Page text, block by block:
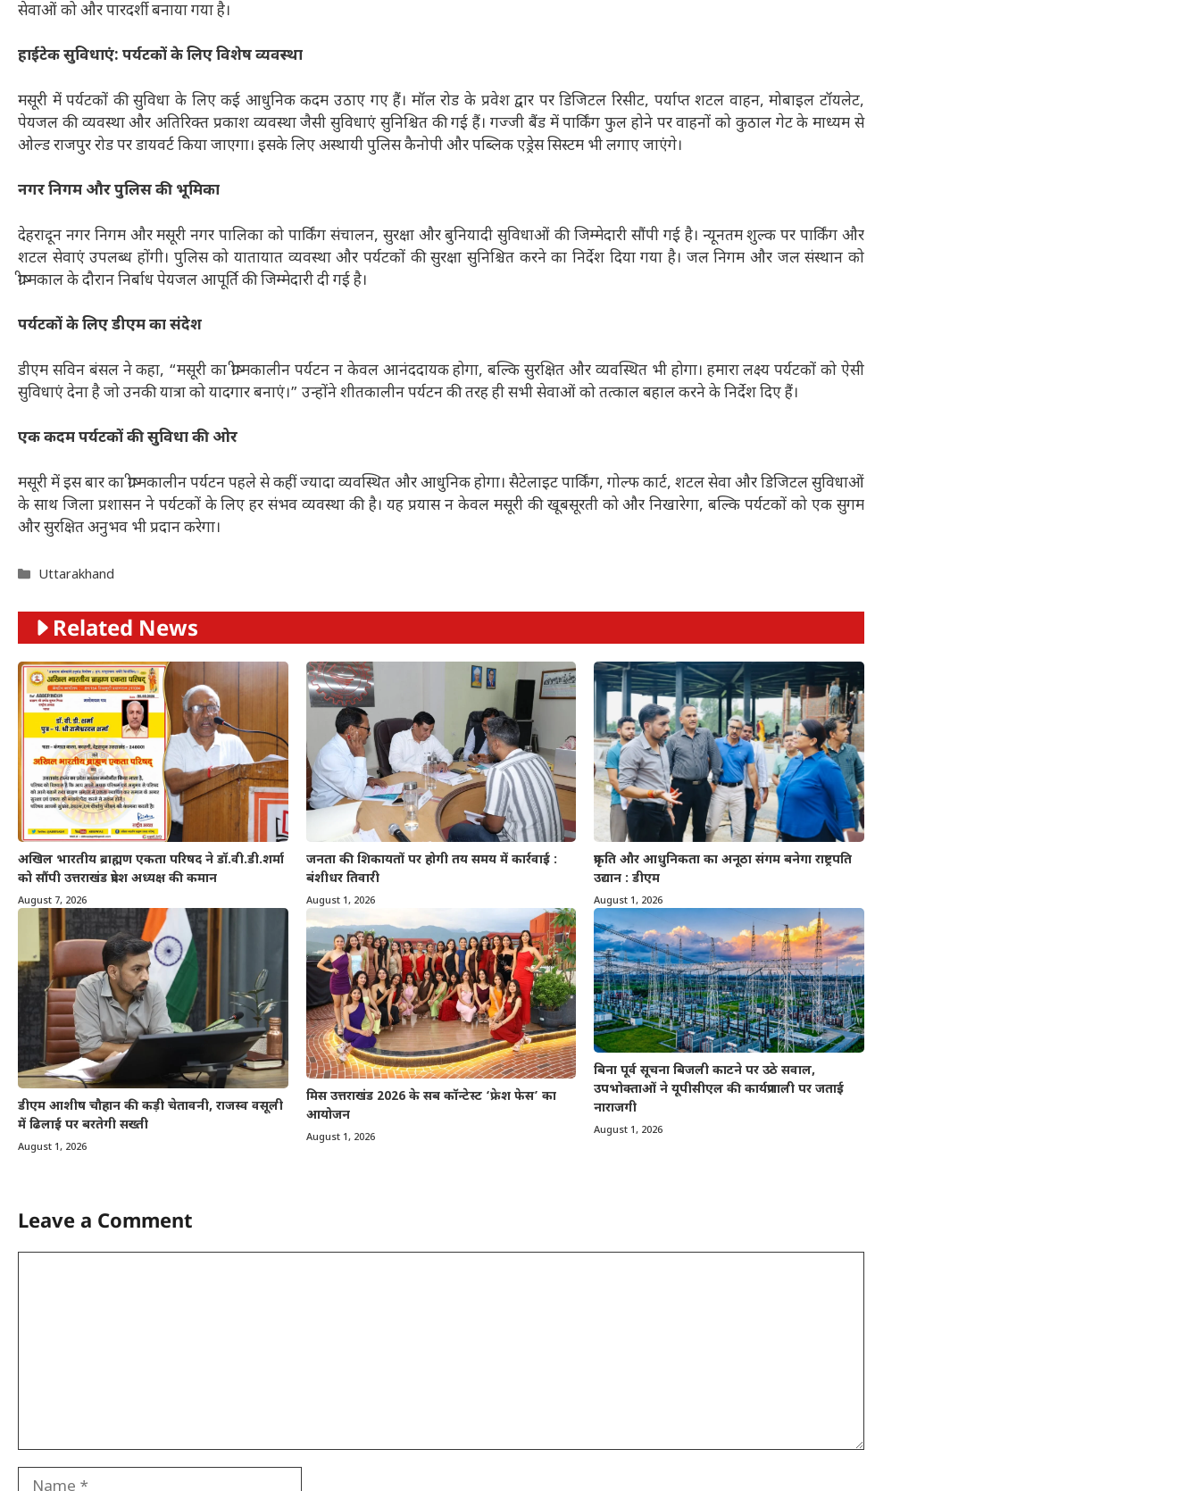
सेवाओं को और पारदर्शी बनाया गया है।
हाईटेक सुविधाएं: पर्यटकों के लिए विशेष व्यवस्था
मसूरी में पर्यटकों की सुविधा के लिए कई आधुनिक कदम उठाए गए हैं। मॉल रोड के प्रवेश द्वार पर डिजिटल रिसीट, पर्याप्त शटल वाहन, मोबाइल टॉयलेट,
पेयजल की व्यवस्था और अतिरिक्त प्रकाश व्यवस्था जैसी सुविधाएं सुनिश्चित की गई हैं। गज्जी बैंड में पार्किंग फुल होने पर वाहनों को कुठाल गेट के माध्यम से
ओल्ड राजपुर रोड पर डायवर्ट किया जाएगा। इसके लिए अस्थायी पुलिस कैनोपी और पब्लिक एड्रेस सिस्टम भी लगाए जाएंगे।
नगर निगम और पुलिस की भूमिका
देहरादून नगर निगम और मसूरी नगर पालिका को पार्किंग संचालन, सुरक्षा और बुनियादी सुविधाओं की जिम्मेदारी सौंपी गई है। न्यूनतम शुल्क पर पार्किंग और
शटल सेवाएं उपलब्ध होंगी। पुलिस को यातायात व्यवस्था और पर्यटकों की सुरक्षा सुनिश्चित करने का निर्देश दिया गया है। जल निगम और जल संस्थान को
ग्रीष्मकाल के दौरान निर्बाध पेयजल आपूर्ति की जिम्मेदारी दी गई है।
पर्यटकों के लिए डीएम का संदेश
डीएम सविन बंसल ने कहा, “मसूरी का ग्रीष्मकालीन पर्यटन न केवल आनंददायक होगा, बल्कि सुरक्षित और व्यवस्थित भी होगा। हमारा लक्ष्य पर्यटकों को ऐसी
सुविधाएं देना है जो उनकी यात्रा को यादगार बनाएं।” उन्होंने शीतकालीन पर्यटन की तरह ही सभी सेवाओं को तत्काल बहाल करने के निर्देश दिए हैं।
एक कदम पर्यटकों की सुविधा की ओर
मसूरी में इस बार का ग्रीष्मकालीन पर्यटन पहले से कहीं ज्यादा व्यवस्थित और आधुनिक होगा। सैटेलाइट पार्किंग, गोल्फ कार्ट, शटल सेवा और डिजिटल सुविधाओं
के साथ जिला प्रशासन ने पर्यटकों के लिए हर संभव व्यवस्था की है। यह प्रयास न केवल मसूरी की खूबसूरती को और निखारेगा, बल्कि पर्यटकों को एक सुगम
और सुरक्षित अनुभव भी प्रदान करेगा।
Categories
Uttarakhand
Related News
अखिल भारतीय ब्राह्मण एकता परिषद ने डॉ.वी.डी.शर्मा
को सौंपी उत्तराखंड प्रदेश अध्यक्ष की कमान
August 7, 2026
जनता की शिकायतों पर होगी तय समय में कार्रवाई :
बंशीधर तिवारी
August 1, 2026
प्रकृति और आधुनिकता का अनूठा संगम बनेगा राष्ट्रपति
उद्यान : डीएम
August 1, 2026
डीएम आशीष चौहान की कड़ी चेतावनी, राजस्व वसूली
में ढिलाई पर बरतेगी सख्ती
August 1, 2026
मिस उत्तराखंड 2026 के सब कॉन्टेस्ट ‘फ्रेश फेस’ का
आयोजन
August 1, 2026
बिना पूर्व सूचना बिजली काटने पर उठे सवाल,
उपभोक्ताओं ने यूपीसीएल की कार्यप्रणाली पर जताई
नाराजगी
August 1, 2026
Leave a Comment
Name